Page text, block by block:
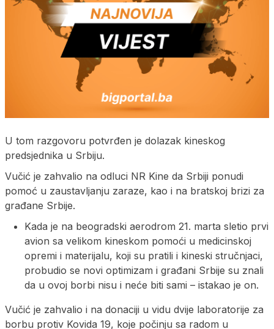
U tom razgovoru potvrđen je dolazak kineskog
predsjednika u Srbiju.
Vučić je zahvalio na odluci NR Kine da Srbiji ponudi
pomoć u zaustavljanju zaraze, kao i na bratskoj brizi za
građane Srbije.
Kada je na beogradski aerodrom 21. marta sletio prvi
avion sa velikom kineskom pomoći u medicinskoj
opremi i materijalu, koji su pratili i kineski stručnjaci,
probudio se novi optimizam i građani Srbije su znali
da u ovoj borbi nisu i neće biti sami – istakao je on.
Vučić je zahvalio i na donaciji u vidu dvije laboratorije za
borbu protiv Kovida 19, koje počinju sa radom u